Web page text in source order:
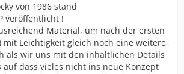
von 1986 stand
veröffentlicht !
Material, um nach der ersten
mit Leichtigkeit gleich noch eine weitere
als wir uns mit den inhaltlichen Details
auf dass vieles nicht ins neue Konzept